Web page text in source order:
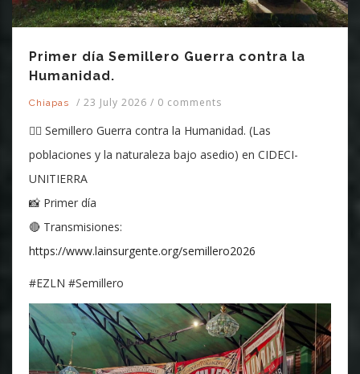
Primer día Semillero Guerra contra la
Humanidad.
Chiapas / 23 July 2026 / 0 comments
✊🏽 Semillero Guerra contra la Humanidad. (Las
poblaciones y la naturaleza bajo asedio) en CIDECI-
UNITIERRA
📸 Primer día
🔴 Transmisiones:
https://www.lainsurgente.org/semillero2026
#EZLN #Semillero